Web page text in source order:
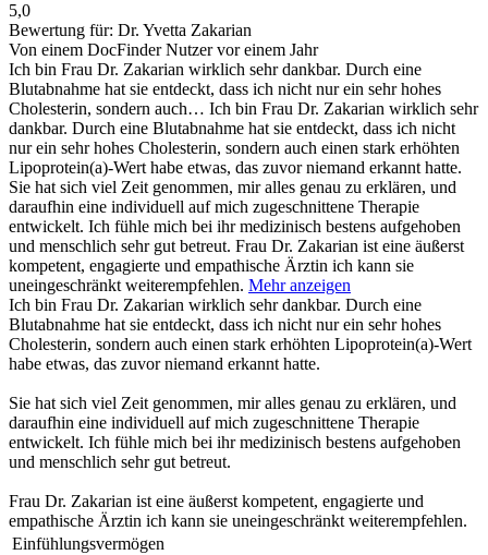
5,0
Bewertung für: Dr. Yvetta Zakarian
Von einem DocFinder Nutzervor einem Jahr
Ich bin Frau Dr. Zakarian wirklich sehr dankbar. Durch eine
Blutabnahme hat sie entdeckt, dass ich nicht nur ein sehr hohes
Cholesterin, sondern auch… Ich bin Frau Dr. Zakarian wirklich sehr
dankbar. Durch eine Blutabnahme hat sie entdeckt, dass ich nicht
nur ein sehr hohes Cholesterin, sondern auch einen stark erhöhten
Lipoprotein(a)-Wert habe etwas, das zuvor niemand erkannt hatte.
Sie hat sich viel Zeit genommen, mir alles genau zu erklären, und
daraufhin eine individuell auf mich zugeschnittene Therapie
entwickelt. Ich fühle mich bei ihr medizinisch bestens aufgehoben
und menschlich sehr gut betreut. Frau Dr. Zakarian ist eine äußerst
kompetent, engagierte und empathische Ärztin ich kann sie
uneingeschränkt weiterempfehlen. Mehr anzeigen
Ich bin Frau Dr. Zakarian wirklich sehr dankbar. Durch eine
Blutabnahme hat sie entdeckt, dass ich nicht nur ein sehr hohes
Cholesterin, sondern auch einen stark erhöhten Lipoprotein(a)-Wert
habe etwas, das zuvor niemand erkannt hatte.
Sie hat sich viel Zeit genommen, mir alles genau zu erklären, und
daraufhin eine individuell auf mich zugeschnittene Therapie
entwickelt. Ich fühle mich bei ihr medizinisch bestens aufgehoben
und menschlich sehr gut betreut.
Frau Dr. Zakarian ist eine äußerst kompetent, engagierte und
empathische Ärztin ich kann sie uneingeschränkt weiterempfehlen.
Einfühlungsvermögen